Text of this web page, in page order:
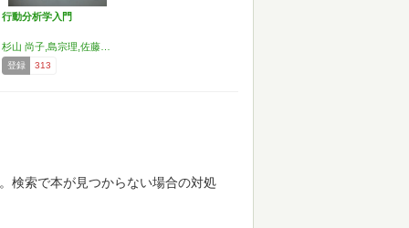
行動分析学入門
登録 313
検索で本が見つからない場合の対処